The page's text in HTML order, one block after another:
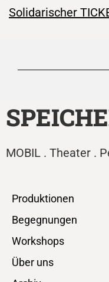
Solidarischer
MOBIL . Theater .
Produktionen
Begegnungen
Workshops
Über uns